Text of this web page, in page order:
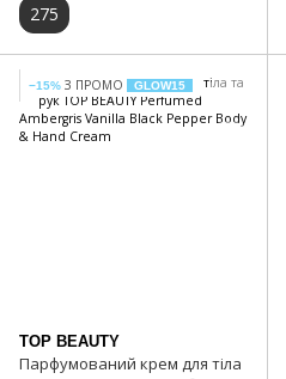
275
−15% З ПРОМО GLOW15
TOP BEAUTY
Парфумований крем для тіла